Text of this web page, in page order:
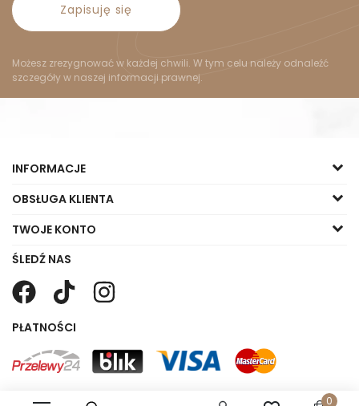
Zapisuję się
Możesz zrezygnować w każdej chwili. W tym celu należy odnaleźć
szczegóły w naszej informacji prawnej.
INFORMACJE
OBSŁUGA KLIENTA
TWOJE KONTO
ŚLEDŹ NAS
PŁATNOŚCI
0